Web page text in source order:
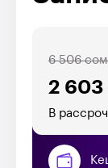
2
6 506
В